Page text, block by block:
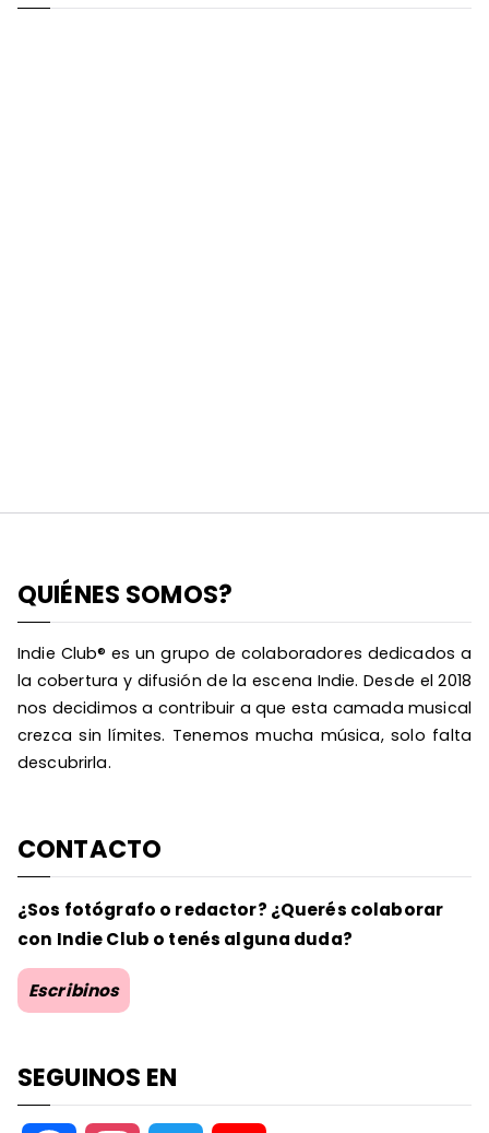
QUIÉNES SOMOS?
Indie Club® es un grupo de colaboradores dedicados a
la cobertura y difusión de la escena Indie. Desde el 2018
nos decidimos a contribuir a que esta camada musical
crezca sin límites. Tenemos mucha música, solo falta
descubrirla.
CONTACTO
¿Sos fotógrafo o redactor? ¿Querés colaborar
con Indie Club o tenés alguna duda?
Escribinos
SEGUINOS EN